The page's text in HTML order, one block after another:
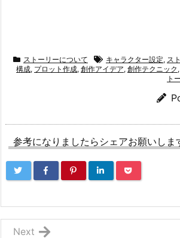
ストーリーについて キャラクター設定, ス
構成, プロット作成, 創作アイデア, 創作テクニック ,
ト
参考になりましたらシェアお願いしま
Next